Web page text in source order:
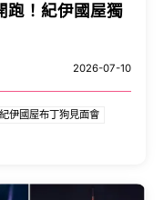
跑！紀伊國屋獨
2026-07-10
紀伊國屋布丁狗見面會